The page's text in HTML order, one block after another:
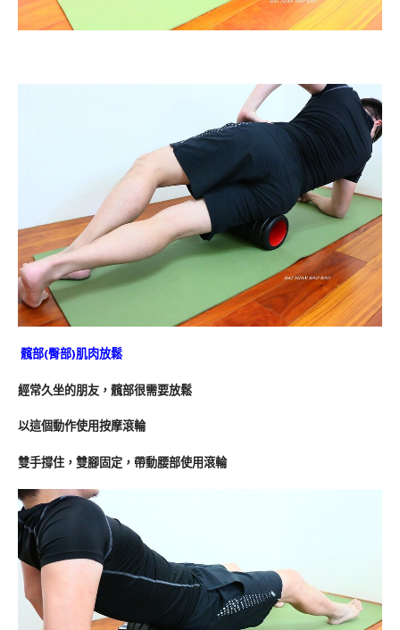
髖部(臀部)肌肉放鬆
經常久坐的朋友，髖部很需要放鬆
以這個動作使用按摩滾輪
雙手撐住，雙腳固定，帶動腰部使用滾輪